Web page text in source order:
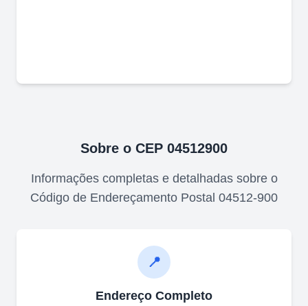
Sobre o CEP 04512900
Informações completas e detalhadas sobre o
Código de Endereçamento Postal 04512-900
📍
Endereço Completo